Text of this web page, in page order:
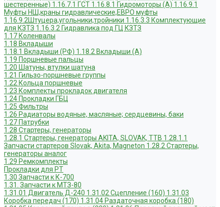
шестеренные) 1.16.7.1 ГСТ 1.16.8.1 Гидромоторы (А) 1.16.9.1
Муфты НШ,краны гидравлические,ЕВРО муфты
1.16.9.2Штуцера,угольники,тройники 1.16.3.3 Комплектующие
для КЗТЗ 1.16.3.2 Гидравлика под ГЦ КЗТЗ
1.17 Коленвалы
1.18 Вкладыши
1.18.1 Вкладыши (РФ) 1.18.2 Вкладыши (А)
1.19 Поршневые пальцы
1.20 Шатуны, втулки шатуна
1.21 Гильзо-поршневые группы
1.22 Кольца поршневые
1.23 Комплекты прокладок двигателя
1.24 Прокладки ГБЦ
1.25 Фильтры
1.26 Радиаторы водяные, масляные; сердцевины, баки
1.27 Патрубки
1.28 Стартеры, генераторы
1.28.1 Стартеры, генераторы AKITA, SLOVAK, ТТВ 1.28.1.1
Запчасти стартеров Slovak, Akita, Magneton 1.28.2 Стартеры,
генераторы аналог
1.29 Ремкомплекты
Прокладки для РТ
1.30 Запчасти к К-700
1.31. Запчасти к МТЗ-80
1.31.01 Двигатель Д-240 1.31.02 Сцепление (160) 1.31.03
Коробка передач (170) 1.31.04 Раздаточная коробка (180)